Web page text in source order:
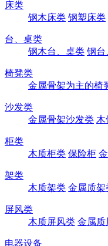
床类
钢木床类 钢塑床类
台、桌类
钢木台、桌类 钢台
椅凳类
金属骨架为主的椅
沙发类
金属骨架沙发类 木
柜类
木质柜类 保险柜
架类
木质架类 金属质架
屏风类
木质屏风类 金属质
电器设备